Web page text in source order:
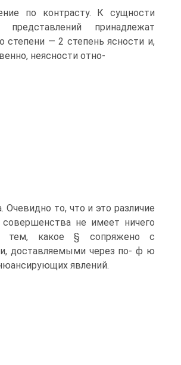
по контрасту. К сущности
представлений принадлежат
степени — 2 степень ясности и,
неясности отно-
Очевидно то, что и это различие
не имеет ничего
тем, какое § сопряжено с
доставляемыми через по- ф ю
явлений.